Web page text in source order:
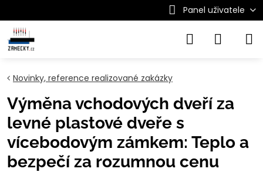
Panel uživatele
Novinky, reference realizované zakázky
Výměna vchodových dveří za
levné plastové dveře s
vícebodovým zámkem: Teplo a
bezpečí za rozumnou cenu